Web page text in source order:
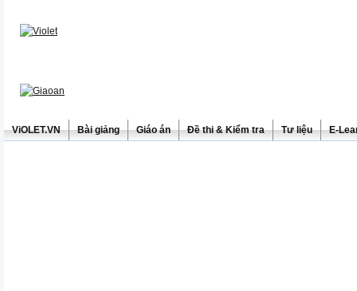
ViOLET.VN Bài giảng Giáo án Đề thi & Kiểm tra Tư liệu E-